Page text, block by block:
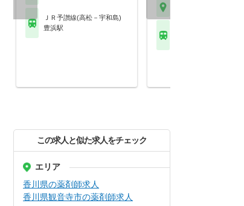
ＪＲ予讃線(高松－宇和島)
豊浜駅
この求人と似た求人をチェック
エリア
香川県の薬剤師求人
香川県観音寺市の薬剤師求人